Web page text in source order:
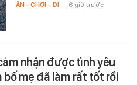
ĂN - CHƠI - ĐI - 6 giờ trước
nhận được tình yêu
bố mẹ đã làm rất tốt rồi